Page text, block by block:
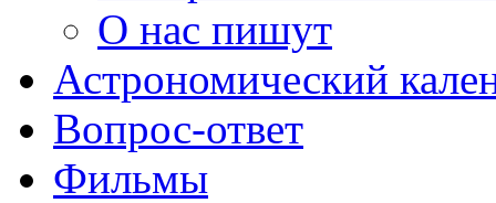
О нас пишут
Астрономический
Вопрос-ответ
Фильмы